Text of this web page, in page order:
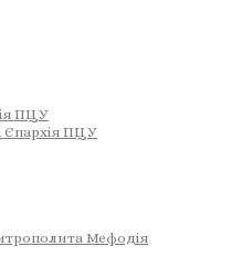
ПЦУ
Єпархія ПЦУ
Мефодія